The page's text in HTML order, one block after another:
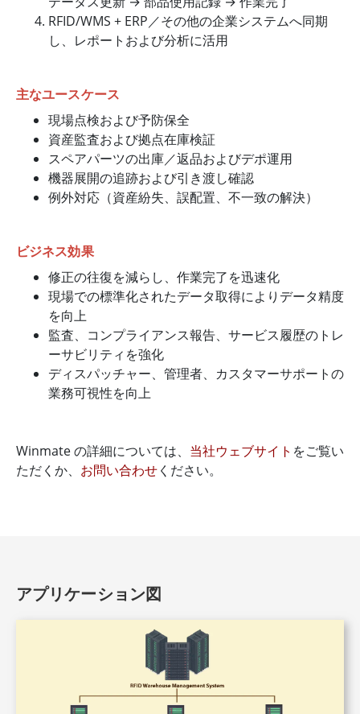
RFID/WMS + ERP／その他の企業システムへ同期
し、レポートおよび分析に活用
主なユースケース
現場点検および予防保全
資産監査および拠点在庫検証
スペアパーツの出庫／返品およびデポ運用
機器展開の追跡および引き渡し確認
例外対応（資産紛失、誤配置、不一致の解決）
ビジネス効果
修正の往復を減らし、作業完了を迅速化
現場での標準化されたデータ取得によりデータ精度
を向上
監査、コンプライアンス報告、サービス履歴のトレ
ーサビリティを強化
ディスパッチャー、管理者、カスタマーサポートの
業務可視性を向上
Winmate の詳細については、 当社ウェブサイト をご覧い
ただくか、 お問い合わせください。
アプリケーション図